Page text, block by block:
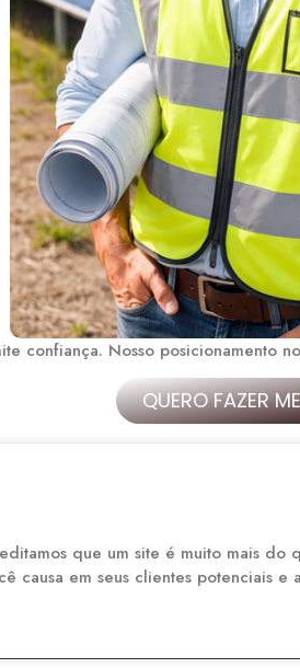
confiança. Nosso posicionamento
QUERO FAZER
que um site é muito mais
causa em seus clientes potenciais